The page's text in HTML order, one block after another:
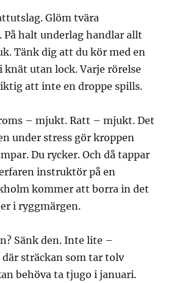
Glöm tvära
halt underlag handlar allt
Tänk dig att du kör med en
knät utan lock. Varje rörelse
att inte en droppe spills.
– mjukt. Ratt – mjukt. Det
under stress gör kroppen
Du rycker. Och då tappar
instruktör på en
kommer att borra in det
i ryggmärgen.
Sänk den. Inte lite –
sträckan som tar tolv
behöva ta tjugo i januari.